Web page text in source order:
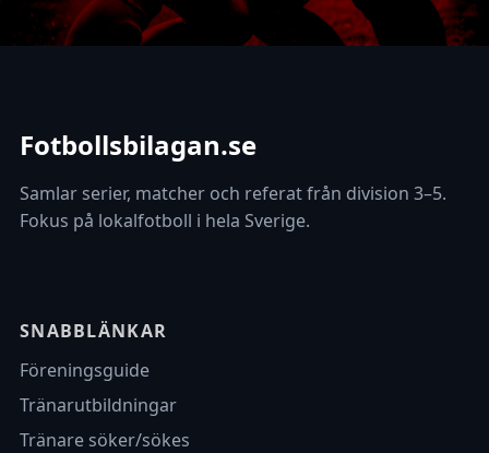
Fotbollsbilagan.se
Samlar serier, matcher och referat från division 3–5.
Fokus på lokalfotboll i hela Sverige.
SNABBLÄNKAR
Föreningsguide
Tränarutbildningar
Tränare söker/sökes